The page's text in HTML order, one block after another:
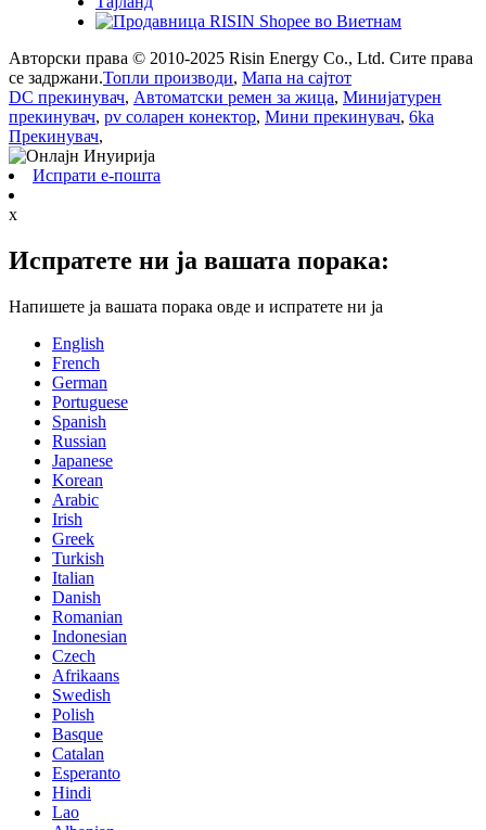
Авторски права © 2010-2025 Risin Energy Co., Ltd. Сите права
се задржани.Топли производи, Мапа на сајтот
DC прекинувач, Автоматски ремен за жица, Минијатурен
прекинувач, pv соларен конектор, Мини прекинувач, 6ka
Прекинувач,
Испрати е-пошта
x
Испратете ни ја вашата порака:
Напишете ја вашата порака овде и испратете ни ја
English
French
German
Portuguese
Spanish
Russian
Japanese
Korean
Arabic
Irish
Greek
Turkish
Italian
Danish
Romanian
Indonesian
Czech
Afrikaans
Swedish
Polish
Basque
Catalan
Esperanto
Hindi
Lao